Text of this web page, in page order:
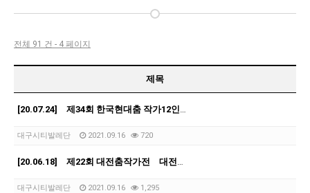
전체 91 건 - 4 페이지
제목
[20.07.24] 제34회 한국현대춤 작가12인전 <The path of fate> 유니…
대구시티발레단 2021.09.16 720
[20.06.18] 제22회 대전춤작가전 대전예술의전당
대구시티발레단 2021.09.16 1,295